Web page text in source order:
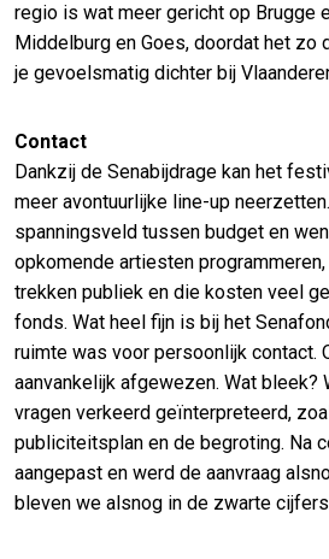
regio is wat meer gericht op Brugge
Middelburg en Goes, doordat het zo
je gevoelsmatig dichter bij
Contact
Dankzij de Senabijdrage kan het
meer avontuurlijke line-up
spanningsveld tussen budget en
opkomende artiesten
trekken publiek en die kosten veel
fonds. Wat heel fijn is bij het
ruimte was voor persoonlijk contact.
aanvankelijk afgewezen. Wat bleek?
vragen verkeerd geïnterpreteerd,
publiciteitsplan en de begroting. Na
aangepast en werd de aanvraag
bleven we alsnog in de zwarte